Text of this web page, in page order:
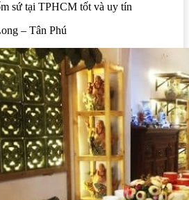
sứ tại TPHCM tốt và uy tín
– Tân Phú